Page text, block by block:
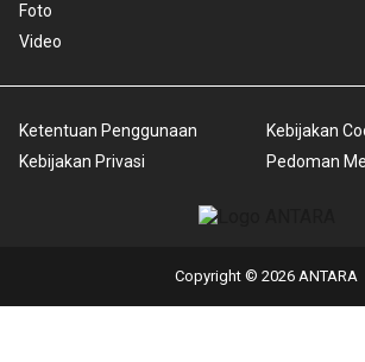
Foto
Video
Ketentuan Penggunaan
Kebijakan Privasi
Kebijakan
Pedoman
Copyright © 2026 ANTARA